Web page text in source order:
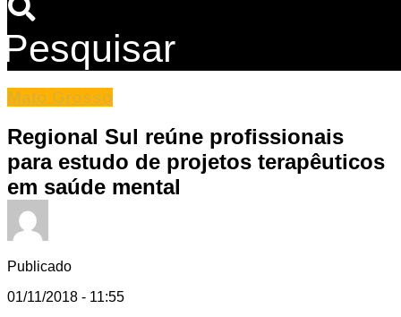
Pesquisar
Mato Grosso
Regional Sul reúne profissionais
para estudo de projetos terapêuticos
em saúde mental
Publicado
01/11/2018 - 11:55